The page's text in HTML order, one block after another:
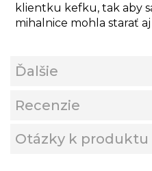
klientku kefku, tak aby
mihalnice mohla starať
Ďalšie
Recenzie
Otázky k produktu